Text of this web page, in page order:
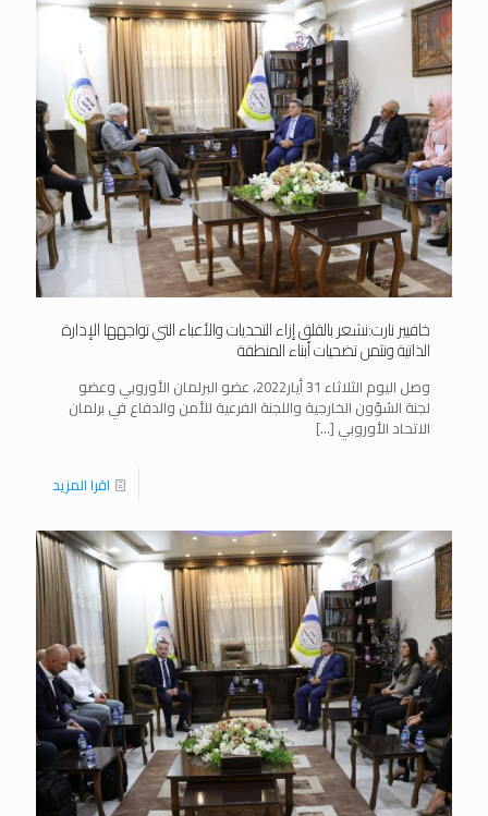
خافيير نارت:نشعر بالقلق إزاء التحديات والأعباء التي تواجهها الإدارة
الذاتية ونثمن تضحيات أبناء المنطقة
وصل اليوم الثلاثاء 31 أيار2022، عضو البرلمان الأوروبي وعضو
لجنة الشؤون الخارجية واللجنة الفرعية للأمن والدفاع في برلمان
الاتحاد الأوروبي […]
اقرا المزيد